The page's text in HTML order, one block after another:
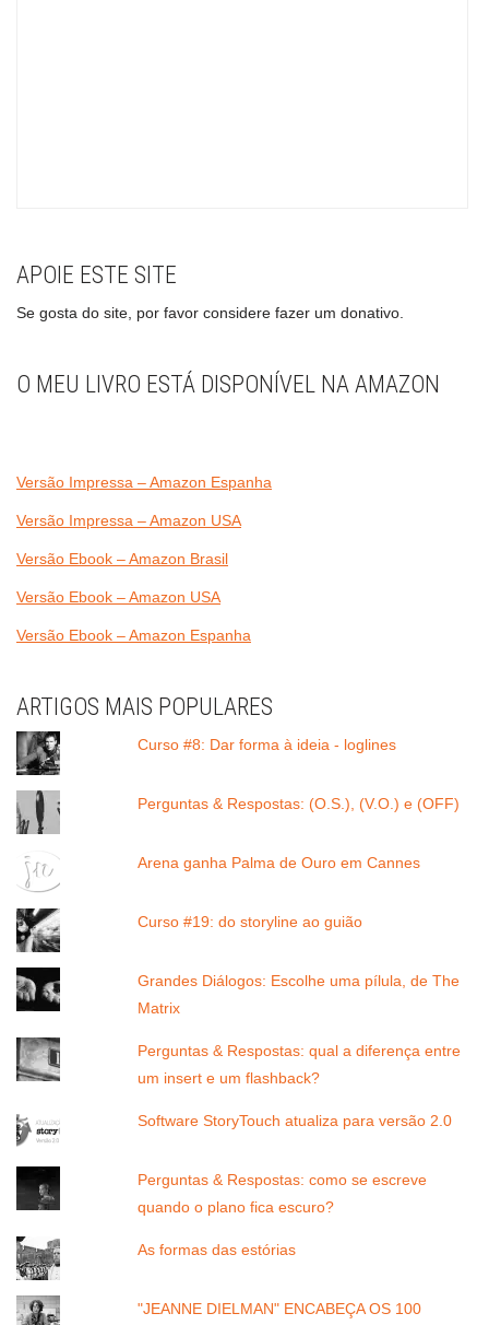
APOIE ESTE SITE
Se gosta do site, por favor considere fazer um donativo.
O MEU LIVRO ESTÁ DISPONÍVEL NA AMAZON
Versão Impressa – Amazon Espanha
Versão Impressa – Amazon USA
Versão Ebook – Amazon Brasil
Versão Ebook – Amazon USA
Versão Ebook – Amazon Espanha
ARTIGOS MAIS POPULARES
Curso #8: Dar forma à ideia - loglines
Perguntas & Respostas: (O.S.), (V.O.) e (OFF)
Arena ganha Palma de Ouro em Cannes
Curso #19: do storyline ao guião
Grandes Diálogos: Escolhe uma pílula, de The
Matrix
Perguntas & Respostas: qual a diferença entre
um insert e um flashback?
Software StoryTouch atualiza para versão 2.0
Perguntas & Respostas: como se escreve
quando o plano fica escuro?
As formas das estórias
"JEANNE DIELMAN" ENCABEÇA OS 100